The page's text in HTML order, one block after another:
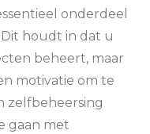
onderdeel
houdt in dat u
beheert, maar
motivatie om te
zelfbeheersing
gaan met